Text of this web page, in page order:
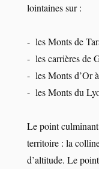
lointaines sur :
- les Monts de
- les carrières de
- les Monts d’Or
- les Monts du
Le point
territoire : la
d’altitude. Le